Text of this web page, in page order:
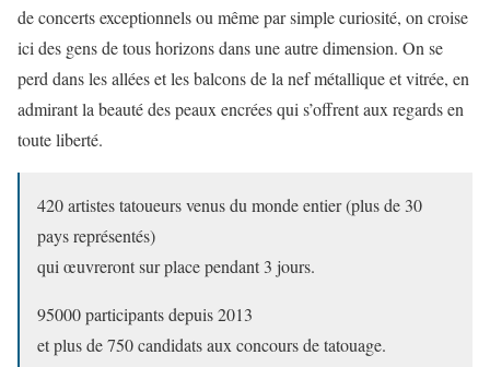
de concerts exceptionnels ou même par simple curiosité, on croise
ici des gens de tous horizons dans une autre dimension. On se
perd dans les allées et les balcons de la nef métallique et vitrée, en
admirant la beauté des peaux encrées qui s’offrent aux regards en
toute liberté.
420 artistes tatoueurs venus du monde entier (plus de 30
pays représentés)
qui œuvreront sur place pendant 3 jours.
95000 participants depuis 2013
et plus de 750 candidats aux concours de tatouage.